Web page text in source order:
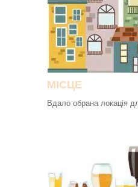
МІСЦЕ
Вдало обрана локація